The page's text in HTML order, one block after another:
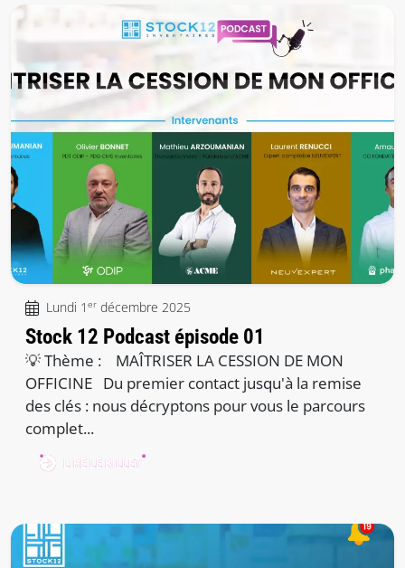
Lundi 1 er décembre 2025
Stock 12 Podcast épisode 01
💡 Thème : MAÎTRISER LA CESSION DE MON
OFFICINE Du premier contact jusqu'à la remise
des clés : nous décryptons pour vous le parcours
complet...
LIRE LE BILLET